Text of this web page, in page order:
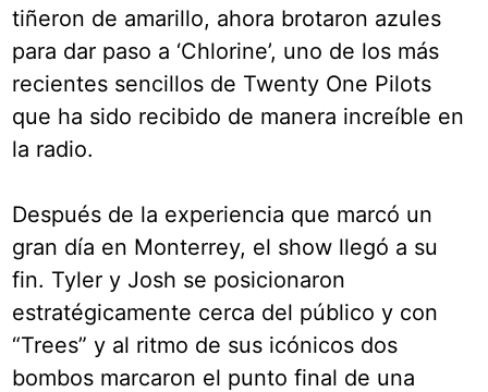
tiñeron de amarillo, ahora brotaron azules
para dar paso a ‘Chlorine’, uno de los más
recientes sencillos de Twenty One Pilots
que ha sido recibido de manera increíble en
la radio.
Después de la experiencia que marcó un
gran día en Monterrey, el show llegó a su
fin. Tyler y Josh se posicionaron
estratégicamente cerca del público y con
“Trees” y al ritmo de sus icónicos dos
bombos marcaron el punto final de una